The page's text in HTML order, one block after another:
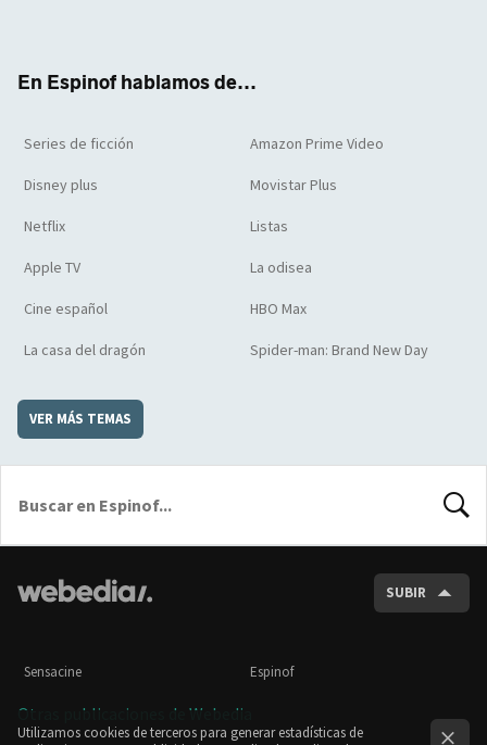
En Espinof hablamos de...
Series de ficción Amazon Prime Video
Disney plus Movistar Plus
Netflix Listas
Apple TV La odisea
Cine español HBO Max
La casa del dragón Spider-man: Brand New Day
VER MÁS TEMAS
SUBIR
Sensacine Espinof
Otras publicaciones de Webedia
Utilizamos cookies de terceros para generar estadísticas de